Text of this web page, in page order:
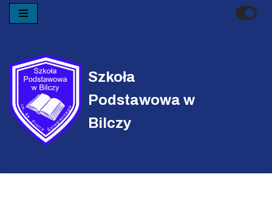
treści
Szkoła
Podstawowa w
Bilczy